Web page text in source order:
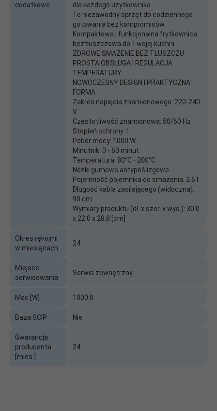
dodatkowe
dla każdego użytkownika.
To niezawodny sprzęt do codziennego
gotowania bez kompromisów.
Kompaktowa i funkcjonalna frytkownica
beztłuszczowa do Twojej kuchni
ZDROWE SMAŻENIE BEZ TŁUSZCZU
PROSTA OBSŁUGA I REGULACJA
TEMPERATURY
NOWOCZESNY DESIGN I PRAKTYCZNA
FORMA
Zakres napięcia znamionowego: 220-240
V
Częstotliwość znamionowa: 50/60 Hz
Stopień ochrony: I
Pobór mocy: 1000 W
Minutnik: 0 - 60 minut
Temperatura: 80°C - 200°C
Nóżki gumowe antypoślizgowe
Pojemność pojemnika do smażenia: 2.6 l
Długość kabla zasilającego (widoczna):
90 cm
Wymiary produktu (dł. x szer. x wys.): 30.0
x 22.0 x 28.8 [cm]
Okres rękojmi
w miesiącach
24
Miejsce
serwisowania
Serwis zewnętrzny
Moc [W] 1000.0
Baza SCIP Nie
Gwarancja
producenta
[mies.]
24